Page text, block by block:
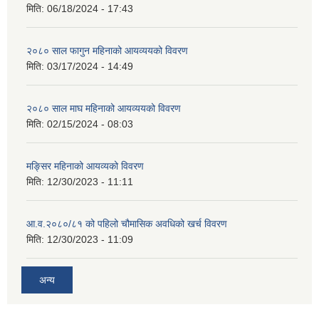
मिति: 06/18/2024 - 17:43
२०८० साल फागुन महिनाको आयव्ययको विवरण
मिति: 03/17/2024 - 14:49
२०८० साल माघ महिनाको आयव्ययको विवरण
मिति: 02/15/2024 - 08:03
मङ्सिर महिनाको आयव्यको विवरण
मिति: 12/30/2023 - 11:11
आ.व.२०८०/८१ को पहिलो चौमासिक अवधिको खर्च विवरण
मिति: 12/30/2023 - 11:09
अन्य